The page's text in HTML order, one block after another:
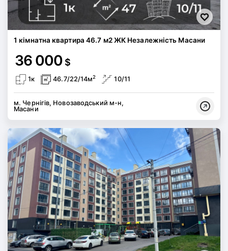
1 кімнатна квартира 46.7 м2 ЖК Незалежність Масани
36 000 $
1к 46.7/22/14м2 10/11
м. Чернігів, Новозаводський м-н,
Масани